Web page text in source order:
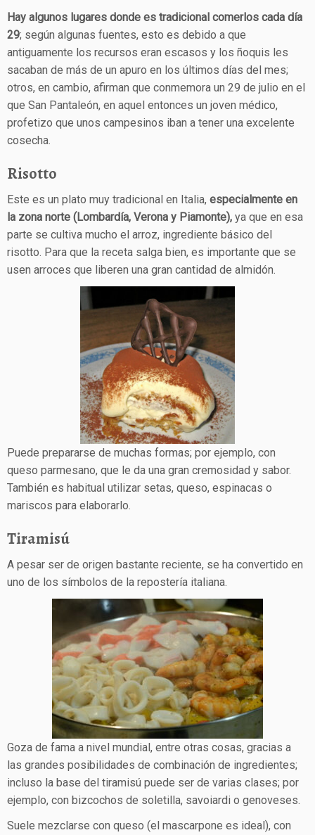
Hay algunos lugares donde es tradicional comerlos cada día
29; según algunas fuentes, esto es debido a que
antiguamente los recursos eran escasos y los ñoquis les
sacaban de más de un apuro en los últimos días del mes;
otros, en cambio, afirman que conmemora un 29 de julio en el
que San Pantaleón, en aquel entonces un joven médico,
profetizo que unos campesinos iban a tener una excelente
cosecha.
Risotto
Este es un plato muy tradicional en Italia, especialmente en
la zona norte (Lombardía, Verona y Piamonte), ya que en esa
parte se cultiva mucho el arroz, ingrediente básico del
risotto. Para que la receta salga bien, es importante que se
usen arroces que liberen una gran cantidad de almidón.
Puede prepararse de muchas formas; por ejemplo, con
queso parmesano, que le da una gran cremosidad y sabor.
También es habitual utilizar setas, queso, espinacas o
mariscos para elaborarlo.
Tiramisú
A pesar ser de origen bastante reciente, se ha convertido en
uno de los símbolos de la repostería italiana.
Goza de fama a nivel mundial, entre otras cosas, gracias a
las grandes posibilidades de combinación de ingredientes;
incluso la base del tiramisú puede ser de varias clases; por
ejemplo, con bizcochos de soletilla, savoiardi o genoveses.
Suele mezclarse con queso (el mascarpone es ideal), con